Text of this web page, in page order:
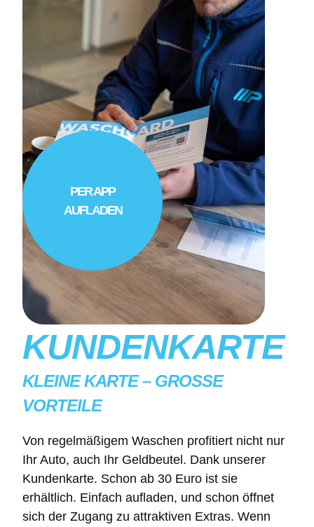
PER APP
AUFLADEN
KUNDENKARTE
KLEINE KARTE – GROSSE V
ORTEILE
Von regelmäßigem Waschen profitiert nicht nur
Ihr Auto, auch Ihr Geldbeutel. Dank unserer
Kundenkarte. Schon ab 30 Euro ist sie
erhältlich. Einfach aufladen, und schon öffnet
sich der Zugang zu attraktiven Extras. Wenn